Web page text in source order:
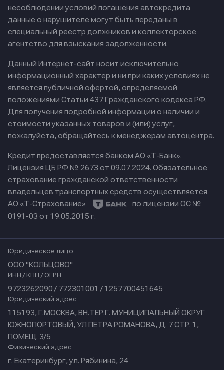
несоблюдении условий погашения автокредита
данные о нарушителе могут быть переданы в
специальный реестр должников и коллекторское
агентство для взыскания задолженности.
Данный Интернет-сайт носит исключительно
информационный характер и ни при каких условиях не
является публичной офертой, определяемой
положениями Статьи 437 Гражданского кодекса РФ.
Для получения подробной информации о наличии и
стоимости указанных товаров и (или) услуг,
пожалуйста, обращайтесь к менеджерам автоцентра.
Кредит предоставляется банком АО «Т-Банк».
Лицензия ЦБ РФ № 2673 от 09.07.2024. Обязательное
страхование гражданской ответственности
владельцев транспортных средств осуществляется
АО «Т-Страхование»
по лицензии ОС №
0191-03 от 19.05.2015 г.
Юридическое лицо:
ООО "КОЛЬЦОВО"
ИНН / КПП / ОГРН:
9723262090 / 772301001 / 1257700451645
Юридический адрес:
115193, Г.МОСКВА, ВН.ТЕР.Г. МУНИЦИПАЛЬНЫЙ ОКРУГ
ЮЖНОПОРТОВЫЙ, УЛ ПЕТРА РОМАНОВА, Д. 7 СТР. 1,
ПОМЕЩ. 3/5
Физический адрес:
г. Екатеринбург, ул. Рябинина, 24